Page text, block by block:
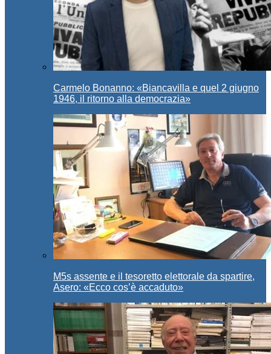
Carmelo Bonanno: «Biancavilla e quel 2 giugno
1946, il ritorno alla democrazia»
M5s assente e il tesoretto elettorale da spartire,
Asero: «Ecco cos’è accaduto»